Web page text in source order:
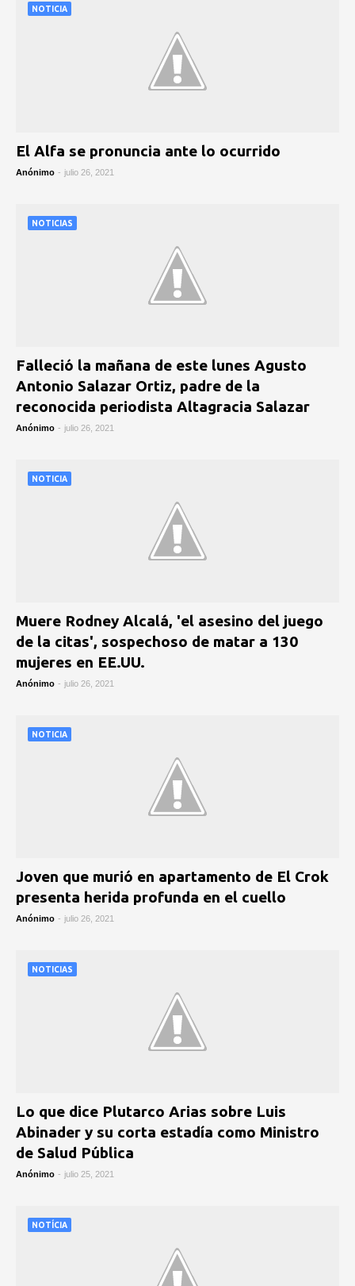
NOTICIA
El Alfa se pronuncia ante lo ocurrido
Anónimo - julio 26, 2021
NOTICIAS
Falleció la mañana de este lunes Agusto
Antonio Salazar Ortiz, padre de la
reconocida periodista Altagracia Salazar
Anónimo - julio 26, 2021
NOTICIA
Muere Rodney Alcalá, 'el asesino del juego
de la citas', sospechoso de matar a 130
mujeres en EE.UU.
Anónimo - julio 26, 2021
NOTICIA
Joven que murió en apartamento de El Crok
presenta herida profunda en el cuello
Anónimo - julio 26, 2021
NOTICIAS
Lo que dice Plutarco Arias sobre Luis
Abinader y su corta estadía como Ministro
de Salud Pública
Anónimo - julio 25, 2021
NOTÍCIA